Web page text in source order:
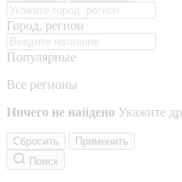
Город, регион
Популярные
Все регионы
Ничего не найдено Укажите
Сбросить
Применить
Поиск